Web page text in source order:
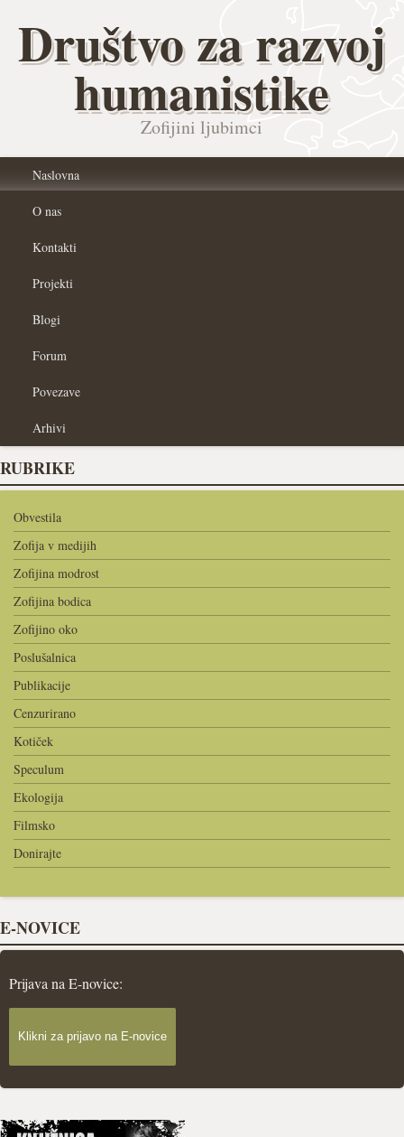
Društvo za razvoj
humanistike
Zofijini ljubimci
Naslovna
O nas
Kontakti
Projekti
Blogi
Forum
Povezave
Arhivi
RUBRIKE
Obvestila
Zofija v medijih
Zofijina modrost
Zofijina bodica
Zofijino oko
Poslušalnica
Publikacije
Cenzurirano
Kotiček
Speculum
Ekologija
Filmsko
Donirajte
E-NOVICE
Prijava na E-novice:
Klikni za prijavo na E-novice